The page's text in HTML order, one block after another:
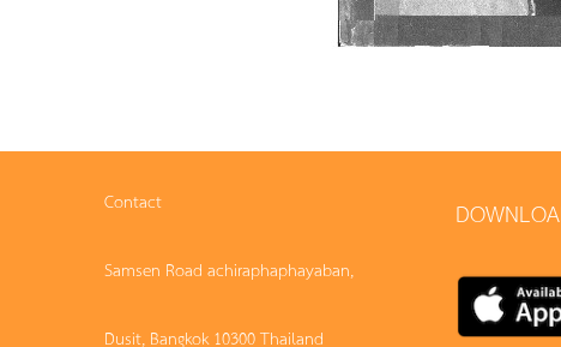
Contact
Samsen Road achiraphaphayaban,
Dusit, Bangkok 10300 Thailand